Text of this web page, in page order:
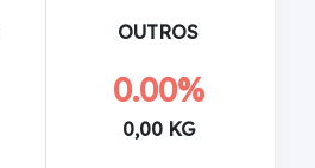
OUTROS
0.00%
0,00 KG